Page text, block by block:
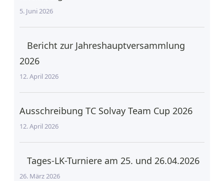
5. Juni 2026
Bericht zur Jahreshauptversammlung
2026
12. April 2026
Ausschreibung TC Solvay Team Cup 2026
12. April 2026
Tages-LK-Turniere am 25. und 26.04.2026
26. März 2026